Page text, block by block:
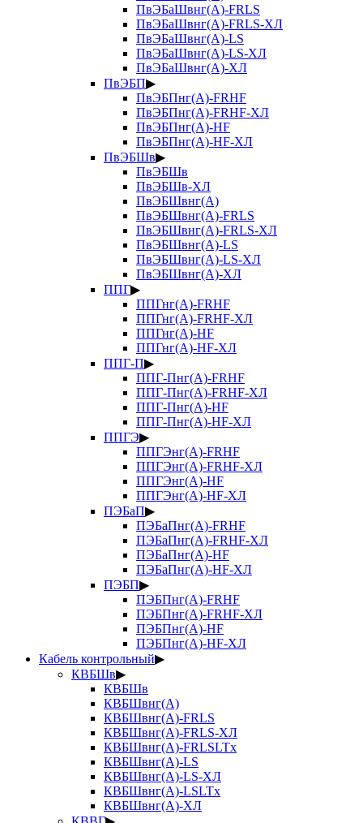
ПвЭБаШвнг(А)-FRLS
ПвЭБаШвнг(А)-FRLS-ХЛ
ПвЭБаШвнг(А)-LS
ПвЭБаШвнг(А)-LS-ХЛ
ПвЭБаШвнг(А)-ХЛ
ПвЭБП▶
ПвЭБПнг(А)-FRHF
ПвЭБПнг(А)-FRHF-ХЛ
ПвЭБПнг(А)-HF
ПвЭБПнг(А)-HF-ХЛ
ПвЭБШв▶
ПвЭБШв
ПвЭБШв-ХЛ
ПвЭБШвнг(А)
ПвЭБШвнг(А)-FRLS
ПвЭБШвнг(А)-FRLS-ХЛ
ПвЭБШвнг(А)-LS
ПвЭБШвнг(А)-LS-ХЛ
ПвЭБШвнг(А)-ХЛ
ППГ▶
ППГнг(А)-FRHF
ППГнг(А)-FRHF-ХЛ
ППГнг(А)-HF
ППГнг(А)-HF-ХЛ
ППГ-П▶
ППГ-Пнг(А)-FRHF
ППГ-Пнг(А)-FRHF-ХЛ
ППГ-Пнг(А)-HF
ППГ-Пнг(А)-HF-ХЛ
ППГЭ▶
ППГЭнг(А)-FRHF
ППГЭнг(А)-FRHF-ХЛ
ППГЭнг(А)-HF
ППГЭнг(А)-HF-ХЛ
ПЭБаП▶
ПЭБаПнг(А)-FRHF
ПЭБаПнг(А)-FRHF-ХЛ
ПЭБаПнг(А)-HF
ПЭБаПнг(А)-HF-ХЛ
ПЭБП▶
ПЭБПнг(А)-FRHF
ПЭБПнг(А)-FRHF-ХЛ
ПЭБПнг(А)-HF
ПЭБПнг(А)-HF-ХЛ
Кабель контрольный▶
КВБШв▶
КВБШв
КВБШвнг(А)
КВБШвнг(А)-FRLS
КВБШвнг(А)-FRLS-ХЛ
КВБШвнг(А)-FRLSLTx
КВБШвнг(А)-LS
КВБШвнг(А)-LS-ХЛ
КВБШвнг(А)-LSLTx
КВБШвнг(А)-ХЛ